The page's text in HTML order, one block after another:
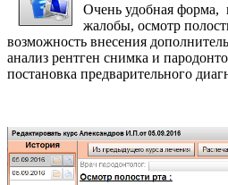
Очень удобная форма,
жалобы, осмотр
возможность внесения
анализ рентген снимка и
постановка предварительного